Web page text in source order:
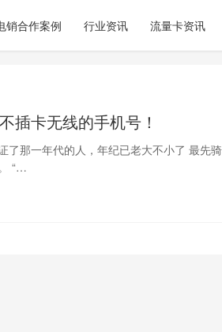
销合作案例 行业资讯 流量卡资讯
插卡无线的手机号！
那一年代的人，年纪已老大不小了 最先
“…